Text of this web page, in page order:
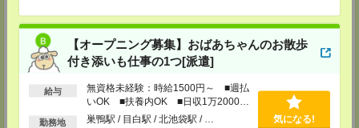
【オープニング募集】おばあちゃんのお散歩
付き添いも仕事の1つ[派遣]
給与
無資格未経験：時給1500円～ ■週払
いOK ■扶養内OK ■日収1万2000円
以上
勤務地 巣鴨駅 / 目白駅 / 北池袋駅 / … 気になる!
神奈川県横浜市西区みなとみらい 2-2-1 横浜ランドマークタワー36F
TEL：0120-659-459
MAIL：CS_YOKOHAMA@manpowergroup.jp
担当：採用担当
〒330-0854 埼玉県さいたま市大宮区桜木町 1-10-16 シーノ大宮ノース
TEL：0120-769-355